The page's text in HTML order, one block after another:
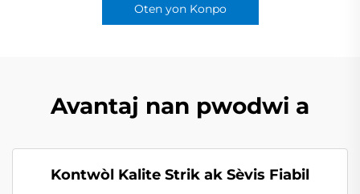
Oten yon Konpo
Avantaj nan pwodwi a
Kontwòl Kalite Strik ak Sèvis Fiabil